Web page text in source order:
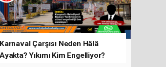
Karnaval Çarşısı Neden Hâlâ
Ayakta? Yıkımı Kim Engelliyor?